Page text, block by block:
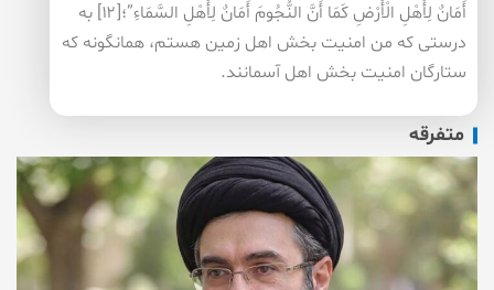
أَمَانٌ لِأَهْلِ الْأَرْضِ كَمَا أَنَّ النُّجُومَ أَمَانٌ لِأَهْلِ السَّمَاءِ”؛[۱۲] به
درستی كه من امنیت بخش اهل زمین هستم، همانگونه كه
ستارگان امنیت بخش اهل آسمانند.
متفرقه